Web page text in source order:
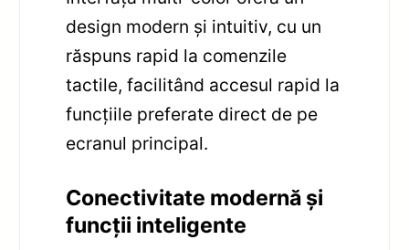
design modern și intuitiv, cu un
răspuns rapid la comenzile
tactile, facilitând accesul rapid la
funcțiile preferate direct de pe
ecranul principal.
Conectivitate modernă și
funcții inteligente